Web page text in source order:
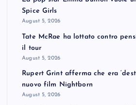
Spice Girls
August 5, 2026
Tate McRae ha lottato contro
il tour
August 5, 2026
Rupert Grint afferma che era
nuovo film Nightborn
August 5, 2026